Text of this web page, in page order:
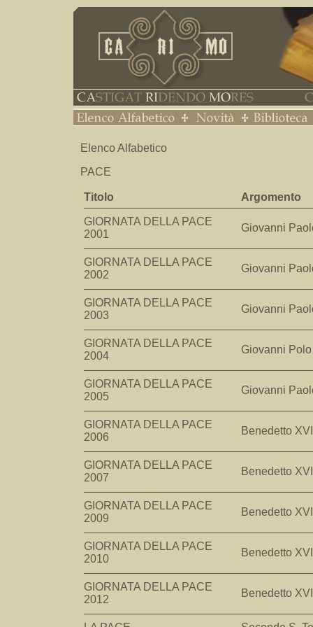
Elenco Alfabetico
PACE
Titolo Argomento
GIORNATA DELLA PACE
2001
Giovanni
GIORNATA DELLA PACE
2002
Giovanni
GIORNATA DELLA PACE
2003
Giovanni
GIORNATA DELLA PACE
2004
Giovanni Polo
GIORNATA DELLA PACE
2005
Giovanni
GIORNATA DELLA PACE
2006
Benedetto XVI
GIORNATA DELLA PACE
2007
Benedetto XVI
GIORNATA DELLA PACE
2009
Benedetto XVI
GIORNATA DELLA PACE
2010
Benedetto XVI
GIORNATA DELLA PACE
2012
Benedetto XVI